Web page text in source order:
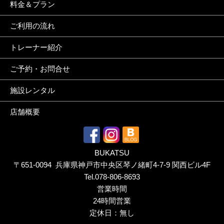
料金＆プラン
ご利用の流れ
トレーナー紹介
ご予約・お問合せ
施設レンタル
店舗概要
BUKATSU
〒651-0094 兵庫県神戸市中央区琴ノ緒町4-7-9 関西ビル4F
Tel.078-806-8693
営業時間
24時間営業
定休日：無し